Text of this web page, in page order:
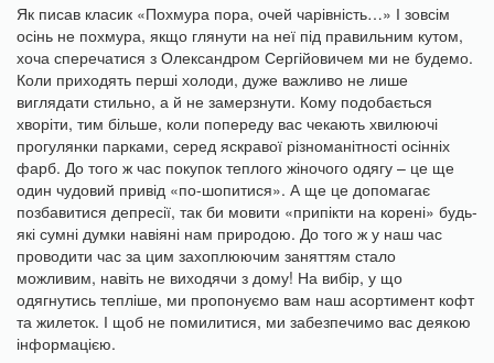
Як писав класик «Похмура пора, очей чарівність…» І зовсім
осінь не похмура, якщо глянути на неї під правильним кутом,
хоча сперечатися з Олександром Сергійовичем ми не будемо.
Коли приходять перші холоди, дуже важливо не лише
виглядати стильно, а й не замерзнути. Кому подобається
хворіти, тим більше, коли попереду вас чекають хвилюючі
прогулянки парками, серед яскравої різноманітності осінніх
фарб. До того ж час покупок теплого жіночого одягу – це ще
один чудовий привід «по-шопитися». А ще це допомагає
позбавитися депресії, так би мовити «припікти на корені» будь-
які сумні думки навіяні нам природою. До того ж у наш час
проводити час за цим захоплюючим заняттям стало
можливим, навіть не виходячи з дому! На вибір, у що
одягнутись тепліше, ми пропонуємо вам наш асортимент кофт
та жилеток. І щоб не помилитися, ми забезпечимо вас деякою
інформацією.